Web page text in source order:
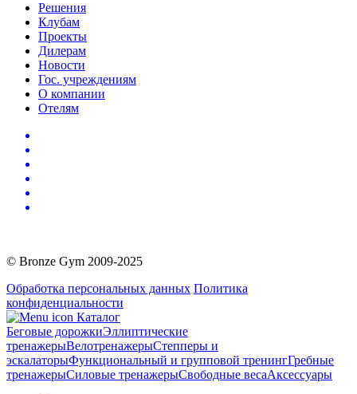
Решения
Клубам
Проекты
Дилерам
Новости
Гос. учреждениям
О компании
Отелям
© Bronze Gym 2009-2025
Обработка персональных данных Политика
конфиденциальности
Каталог
Беговые дорожкиЭллиптические
тренажерыВелотренажерыСтепперы и
эскалаторыФункциональный и групповой тренингГребные
тренажерыСиловые тренажерыСвободные весаАксессуары